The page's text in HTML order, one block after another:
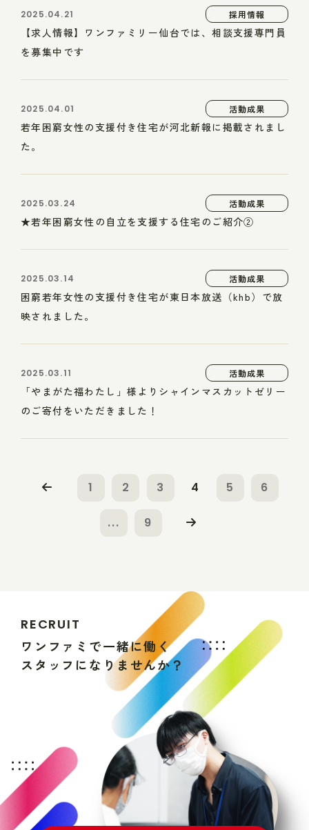
2025.04.21 採用情報
【求人情報】ワンファミリー仙台では、相談支援専門員
を募集中です
2025.04.01 活動成果
若年困窮女性の支援付き住宅が河北新報に掲載されまし
た。
2025.03.24 活動成果
★若年困窮女性の自立を支援する住宅のご紹介②
2025.03.14 活動成果
困窮若年女性の支援付き住宅が東日本放送（khb）で放
映されました。
2025.03.11 活動成果
「やまがた福わたし」様よりシャインマスカットゼリー
のご寄付をいただきました！
1 2 3 4 5 6
... 9
RECRUIT
ワ ン フ ァ ミ で一緒に働 く
ス タ ッ フ にな りま せんか？